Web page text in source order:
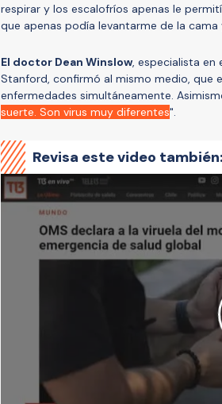
respirar y los escalofríos apenas le
que apenas podía levantarme de la cama
El doctor Dean Winslow, especialista en
Stanford, confirmó al mismo medio, que
enfermedades simultáneamente.
suerte. Son virus muy diferentes".
Revisa este video también: